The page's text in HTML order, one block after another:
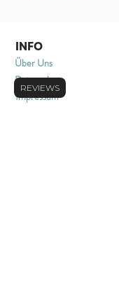
INFO
Über Uns
Impressum
Datenschutz
REVIEWS